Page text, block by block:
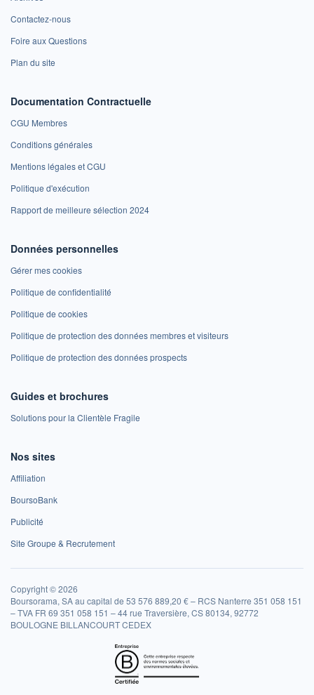
Contactez-nous
Foire aux Questions
Plan du site
Documentation Contractuelle
CGU Membres
Conditions générales
Mentions légales et CGU
Politique d'exécution
Rapport de meilleure sélection 2024
Données personnelles
Gérer mes cookies
Politique de confidentialité
Politique de cookies
Politique de protection des données membres et visiteurs
Politique de protection des données prospects
Guides et brochures
Solutions pour la Clientèle Fragile
Nos sites
Affiliation
BoursoBank
Publicité
Site Groupe & Recrutement
Copyright © 2026
Boursorama, SA au capital de 53 576 889,20 € – RCS Nanterre 351 058 151
– TVA FR 69 351 058 151 – 44 rue Traversière, CS 80134, 92772
BOULOGNE BILLANCOURT CEDEX